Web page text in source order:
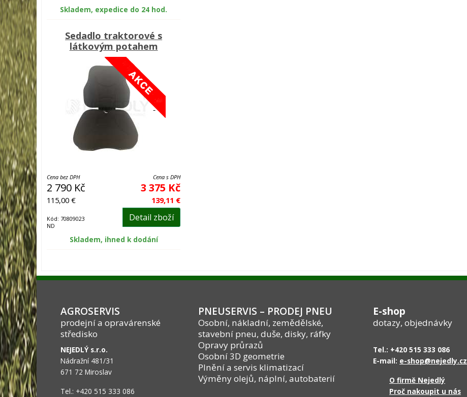
Skladem, expedice do 24 hod.
Sedadlo traktorové s
látkovým potahem
Cena bez DPH
2 790 Kč
115,00 €
Cena s DPH
3 375 Kč
139,11 €
Kód: 70809023
ND
Detail zboží
Skladem, ihned k dodání
AGROSERVIS
prodejní a opravárenské
středisko
NEJEDLÝ s.r.o.
Nádražní 481/31
671 72 Miroslav
Tel.: +420 515 333 086
PNEUSERVIS – PRODEJ PNEU
Osobní, nákladní, zemědělské,
stavební pneu, duše, disky, ráfky
Opravy průrazů
Osobní 3D geometrie
Plnění a servis klimatizací
Výměny olejů, náplní, autobaterií
E-shop
dotazy, objednávky
Tel.: +420 515 333 086
E-mail: e-shop@nejedly.cz
O firmě Nejedlý
Proč nakoupit u nás